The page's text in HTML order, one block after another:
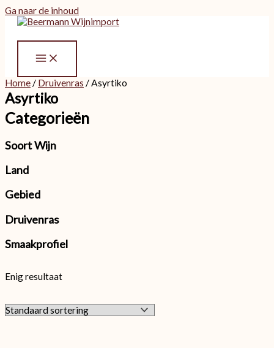
Ga naar de inhoud
Home/ Druivenras / Asyrtiko
Asyrtiko
Categorieën
Soort Wijn
Land
Gebied
Druivenras
Smaakprofiel
Enig resultaat